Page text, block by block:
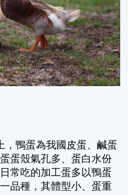
，鴨蛋為我國皮蛋、鹹蛋
蛋殼氣孔多、蛋白水份
常吃的加工蛋多以鴨蛋
品種，其體型小、蛋重